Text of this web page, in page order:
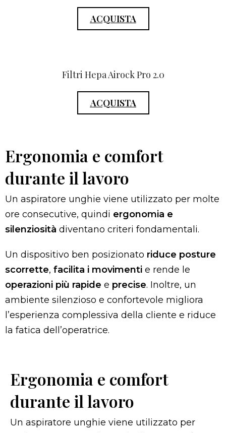
ACQUISTA
Filtri Hepa Airock Pro 2.0
ACQUISTA
Ergonomia e comfort
durante il lavoro
Un aspiratore unghie viene utilizzato per molte
ore consecutive, quindi ergonomia e
silenziosità diventano criteri fondamentali.
Un dispositivo ben posizionato riduce posture
scorrette, facilita i movimenti e rende le
operazioni più rapide e precise. Inoltre, un
ambiente silenzioso e confortevole migliora
l’esperienza complessiva della cliente e riduce
la fatica dell’operatrice.
Ergonomia e comfort
durante il lavoro
Un aspiratore unghie viene utilizzato per